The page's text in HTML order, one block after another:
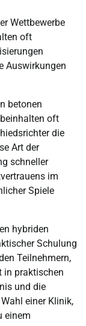
Wettbewerbe
oft
Auswirkungen
betonen
oft
die
Art der
schneller
im
Spiele
hybriden
Schulung
Teilnehmern,
in praktischen
und die
einer Klinik,
einem